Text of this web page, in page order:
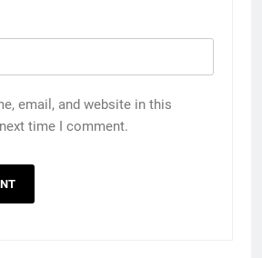
email, and website in this
time I comment.